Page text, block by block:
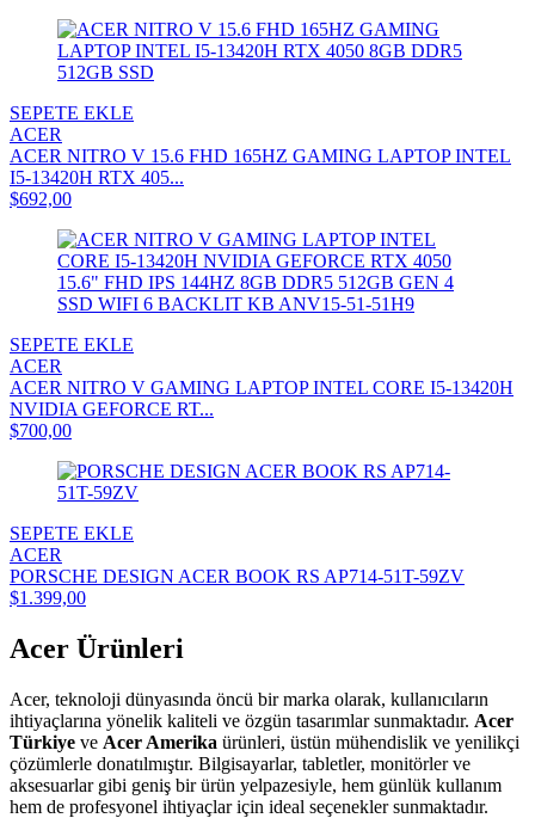
SEPETE EKLE
ACER
ACER NITRO V 15.6 FHD 165HZ GAMING LAPTOP INTEL
I5-13420H RTX 405...
$692,00
SEPETE EKLE
ACER
ACER NITRO V GAMING LAPTOP INTEL CORE I5-13420H
NVIDIA GEFORCE RT...
$700,00
SEPETE EKLE
ACER
PORSCHE DESIGN ACER BOOK RS AP714-51T-59ZV
$1.399,00
Acer Ürünleri
Acer, teknoloji dünyasında öncü bir marka olarak, kullanıcıların
ihtiyaçlarına yönelik kaliteli ve özgün tasarımlar sunmaktadır. Acer
Türkiye ve Acer Amerika ürünleri, üstün mühendislik ve yenilikçi
çözümlerle donatılmıştır. Bilgisayarlar, tabletler, monitörler ve
aksesuarlar gibi geniş bir ürün yelpazesiyle, hem günlük kullanım
hem de profesyonel ihtiyaçlar için ideal seçenekler sunmaktadır.